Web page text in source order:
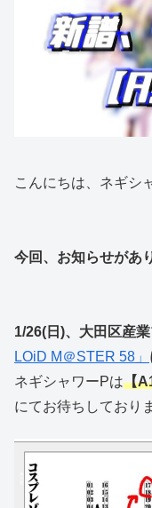
こんにちは、ネギシ
今回、お知らせがあ
1/26(日)、大田区産業
LOiD M＠STER 58」
ネギシャワーPは【
にてお待ちしており